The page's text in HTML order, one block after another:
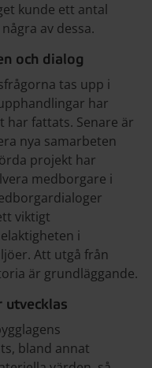
kunde ett antal
av dessa.
och dialog
tas upp i
har
har fattats. Senare är
nya samarbeten
projekt har
medborgare i
viktigt
i
Att utgå från
är grundläggande.
utvecklas
bland annat